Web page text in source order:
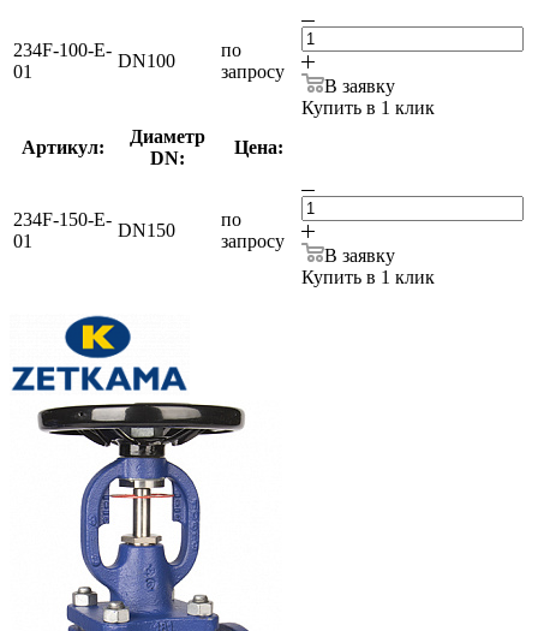
234F-100-E-
01
DN100
по
запросу
В заявку
Купить в 1 клик
Артикул:
Диаметр
DN:
Цена:
234F-150-E-
01
DN150
по
запросу
В заявку
Купить в 1 клик